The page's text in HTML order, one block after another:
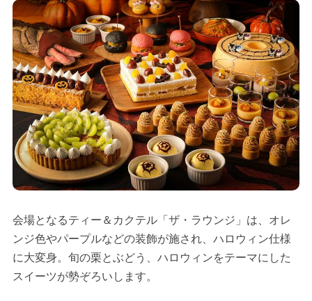
会場となるティー＆カクテル「ザ・ラウンジ」は、オレ
ンジ色やパープルなどの装飾が施され、ハロウィン仕様
に大変身。旬の栗とぶどう、ハロウィンをテーマにした
スイーツが勢ぞろいします。